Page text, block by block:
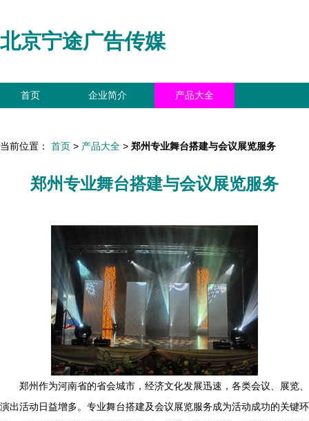
北京宁途广告传媒
首页 企业简介 产品大全
当前位置： 首页 > 产品大全 > 郑州专业舞台搭建与会议展览服务
郑州专业舞台搭建与会议展览服务
郑州作为河南省的省会城市，经济文化发展迅速，各类会议、展览、
演出活动日益增多。专业舞台搭建及会议展览服务成为活动成功的关键环